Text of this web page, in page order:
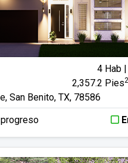
4 Hab
2,357.2 Pies2
San Benito, TX, 78586